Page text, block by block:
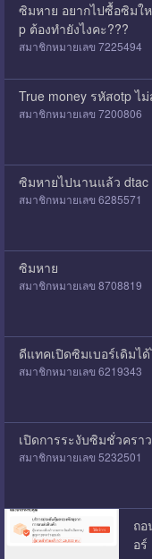
ซิมหาย อยากไปซื้อซิมใ
p ต้องทำยังไงคะ???
สมาชิกหมายเลข 7225494
True money รหัสotp ไ
สมาชิกหมายเลข 7200806
ซิมหายไปนานแล้ว dtac
สมาชิกหมายเลข 6285571
ซิมหาย
สมาชิกหมายเลข 8708819
ดีแทคเปิดซิมเบอร์เดิมไ
สมาชิกหมายเลข 6219343
เปิดการระงับซิมชั่วครา
สมาชิกหมายเลข 5232501
ถอ
อร์